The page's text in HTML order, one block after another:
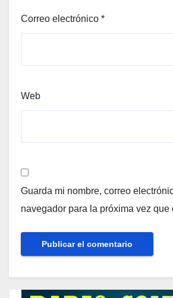
Correo electrónico *
Web
Guarda mi nombre, correo
navegador para la próxima vez que